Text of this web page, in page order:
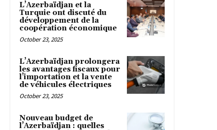
L’Azerbaïdjan et la
Turquie ont discuté du
développement de la
coopération économique
October 23, 2025
L’Azerbaïdjan prolongera
les avantages fiscaux pour
l’importation et la vente
de véhicules électriques
October 23, 2025
Nouveau budget de
l’Azerbaïdjan : quelles